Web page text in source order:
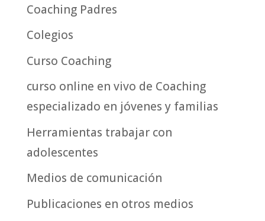
Coaching Padres
Colegios
Curso Coaching
curso online en vivo de Coaching
especializado en jóvenes y familias
Herramientas trabajar con
adolescentes
Medios de comunicación
Publicaciones en otros medios